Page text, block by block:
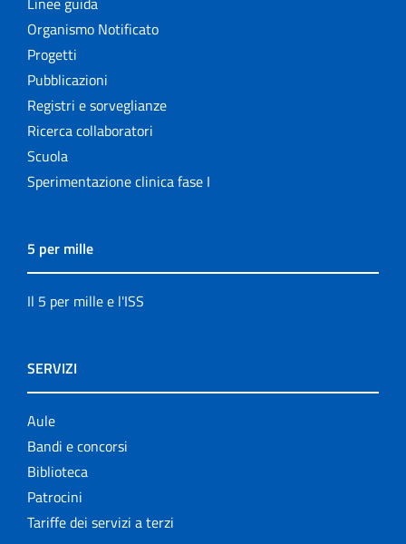
Organismo Notificato
Progetti
Pubblicazioni
Registri e sorveglianze
Ricerca collaboratori
Scuola
Sperimentazione clinica fase I
5 per mille
Il 5 per mille e l'ISS
SERVIZI
Aule
Bandi e concorsi
Biblioteca
Patrocini
Tariffe dei servizi a terzi